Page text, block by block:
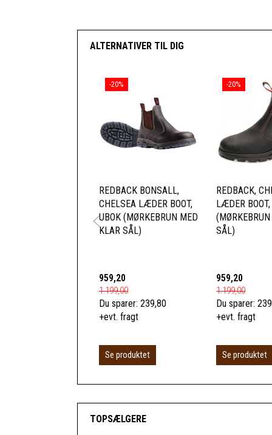
ALTERNATIVER TIL DIG
-20%
REDBACK BONSALL,
CHELSEA LÆDER BOOT,
UBOK (MØRKEBRUN MED
KLAR SÅL)
959,20
1.199,00
Du sparer: 239,80
+evt. fragt
Se produktet
-20%
REDBACK,
LÆDER
SÅL)
959,20
1.199,00
Du sparer:
+evt. fragt
Se produktet
TOPSÆLGERE